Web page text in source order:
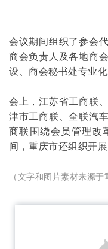
会议期间组织了参会
商会负责人及各地商
设、商会秘书处专业
会上，江苏省工商联
津市工商联、全联汽
商联围绕会员管理改
间，重庆市还组织开
（文字和图片素材来源于